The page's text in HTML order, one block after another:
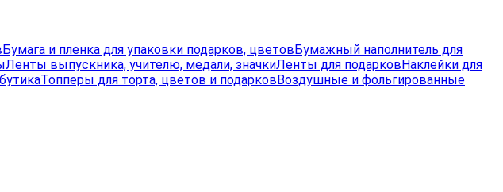
Бумага и пленка для упаковки подарков, цветовБумажный наполнитель для
Ленты выпускника, учителю, медали, значкиЛенты для подарковНаклейки для
Топперы для торта, цветов и подарковВоздушные и фольгированные